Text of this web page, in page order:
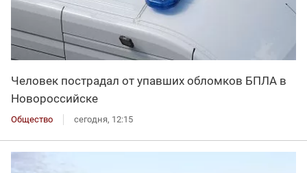
Человек пострадал от упавших обломков БПЛА в
Новороссийске
Общество сегодня, 12:15